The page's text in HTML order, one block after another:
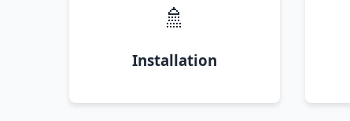
🚿
Installation